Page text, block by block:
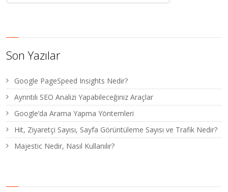
Son Yazılar
Google PageSpeed Insights Nedir?
Ayrıntılı SEO Analizi Yapabileceğiniz Araçlar
Google’da Arama Yapma Yöntemleri
Hit, Ziyaretçi Sayısı, Sayfa Görüntüleme Sayısı ve Trafik Nedir?
Majestic Nedir, Nasıl Kullanılır?